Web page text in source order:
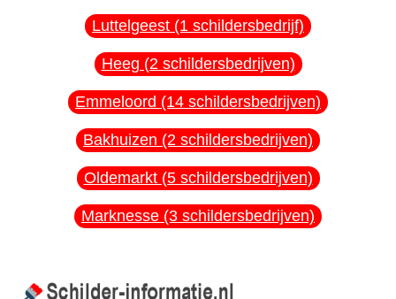
Luttelgeest (1 schildersbedrijf)
Heeg (2 schildersbedrijven)
Emmeloord (14 schildersbedrijven)
Bakhuizen (2 schildersbedrijven)
Oldemarkt (5 schildersbedrijven)
Marknesse (3 schildersbedrijven)